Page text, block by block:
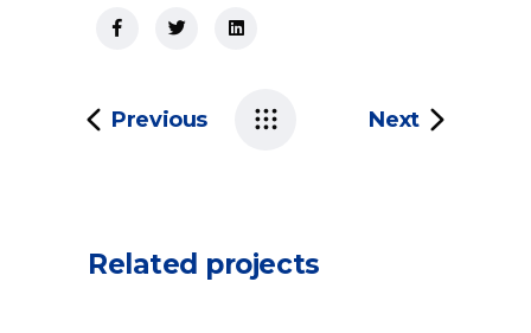
Previous Next
Related projects